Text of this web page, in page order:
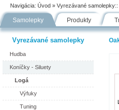
Navigácia: Úvod » Vyrezávané samolepky::
Samolepky Produkty
Vyrezávané samolepky
Hudba
Koníčky - Siluety
Logá
Výfuky
Tuning